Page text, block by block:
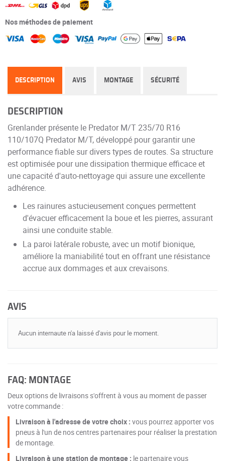
Nos méthodes de paiement
DESCRIPTION AVIS MONTAGE SÉCURITÉ
DESCRIPTION
Grenlander présente le Predator M/T 235/70 R16
110/107Q Predator M/T, développé pour garantir une
performance fiable sur divers types de routes. Sa structure
est optimisée pour une dissipation thermique efficace et
une capacité d'auto-nettoyage qui assure une excellente
adhérence.
Les rainures astucieusement conçues permettent
d'évacuer efficacement la boue et les pierres, assurant
ainsi une conduite stable.
La paroi latérale robuste, avec un motif bionique,
améliore la maniabilité tout en offrant une résistance
accrue aux dommages et aux crevaisons.
AVIS
Aucun internaute n'a laissé d'avis pour le moment.
FAQ: MONTAGE
Deux options de livraisons s'offrent à vous au moment de passer
votre commande :
Livraison à l'adresse de votre choix : vous pourrez apporter vos
pneus à l'un de nos centres partenaires pour réaliser la prestation
de montage.
Livraison à une station de montage : le partenaire vous